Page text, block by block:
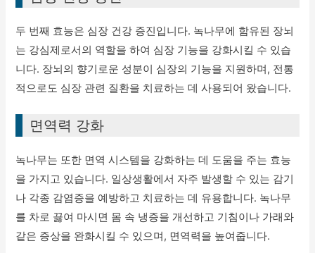
두 번째 효능은 심장 건강 증진입니다. 녹나무에 함유된 장뇌
는 강심제로서의 역할을 하여 심장 기능을 강화시킬 수 있습
니다. 장뇌의 향기로운 성분이 심장의 기능을 지원하며, 전통
적으로도 심장 관련 질환을 치료하는 데 사용되어 왔습니다.
면역력 강화
녹나무는 또한 면역 시스템을 강화하는 데 도움을 주는 효능
을 가지고 있습니다. 일상생활에서 자주 발생할 수 있는 감기
나 각종 감염증을 예방하고 치료하는 데 유용합니다. 녹나무
를 차로 끓여 마시면 몸 속 냉증을 개선하고 기침이나 가래와
같은 증상을 완화시킬 수 있으며, 면역력을 높여줍니다.